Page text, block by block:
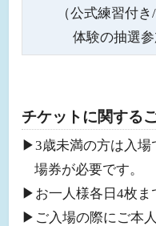
（公式練習付
体験の抽選参
チケットに関する
▶︎3歳未満の方は入場
場券が必要です。
▶︎お一人様各日4枚ま
▶︎ご入場の際にご本